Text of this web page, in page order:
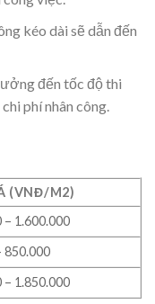
kéo dài sẽ dẫn đến
đến tốc độ thi
phí nhân công.
(VNĐ/M2)
– 1.600.000
850.000
– 1.850.000